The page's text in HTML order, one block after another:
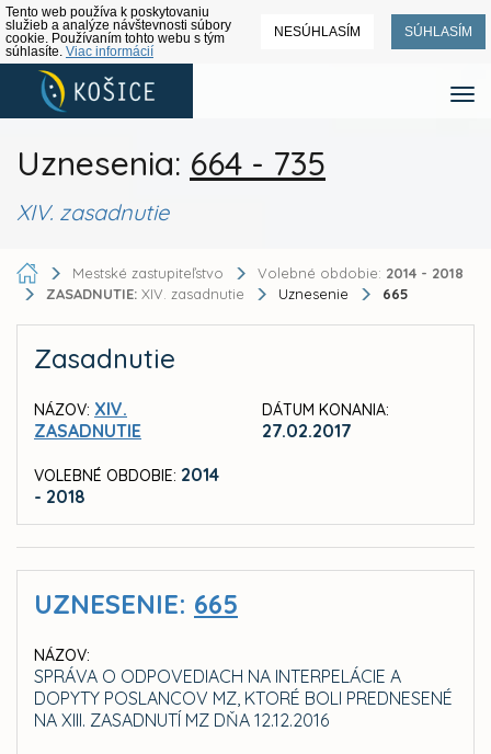
Tento web používa k poskytovaniu
služieb a analýze návštevnosti súbory
cookie. Používaním tohto webu s tým
súhlasíte. Viac informácií
NESÚHLASÍM SÚHLASÍM
Uznesenia: 664 - 735
XIV. zasadnutie
Mestské zastupiteľstvo Volebné obdobie: 2014 - 2018
ZASADNUTIE: XIV. zasadnutie Uznesenie 665
Zasadnutie
NÁZOV: XIV.
ZASADNUTIE
VOLEBNÉ OBDOBIE: 2014
- 2018
DÁTUM KONANIA:
27.02.2017
UZNESENIE: 665
NÁZOV:
SPRÁVA O ODPOVEDIACH NA INTERPELÁCIE A
DOPYTY POSLANCOV MZ, KTORÉ BOLI PREDNESENÉ
NA XIII. ZASADNUTÍ MZ DŇA 12.12.2016